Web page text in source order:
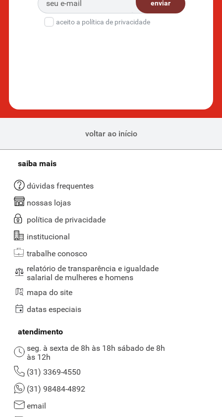
enviar
aceito a política de privacidade
voltar ao início
saiba mais
dúvidas frequentes
nossas lojas
política de privacidade
institucional
trabalhe conosco
relatório de transparência e igualdade
salarial de mulheres e homens
mapa do site
datas especiais
atendimento
seg. à sexta de 8h às 18h sábado de 8h
às 12h
(31) 3369-4550
(31) 98484-4892
email